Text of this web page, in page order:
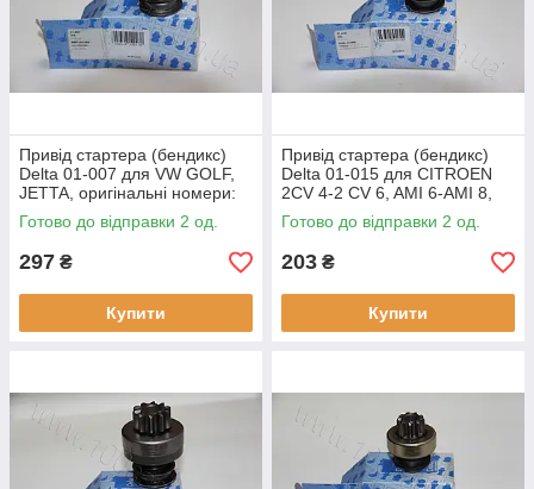
Привід стартера (бендикс)
Delta 01-007 для VW GOLF,
JETTA, оригінальні номери:
16.900.974, 1820
Готово до відправки 2 од.
297 ₴
Купити
Привід стартера (бендикс)
Delta 01-015 для CITROEN
2CV 4-2 CV 6, AMI 6-AMI 8,
оригінальні номери:
16.900.057, 3096, 132906
Готово до відправки 2 од.
203 ₴
Купити